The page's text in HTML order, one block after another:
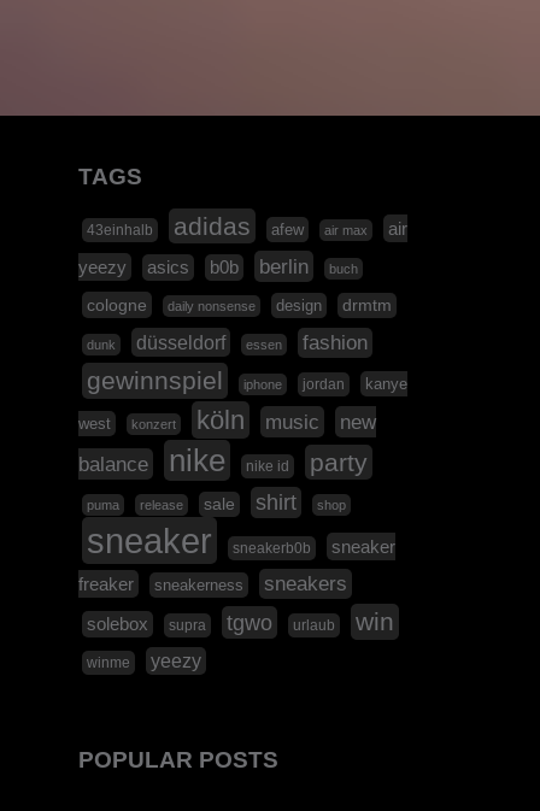
TAGS
43einhalb adidas afew air max
air
yeezy
asics b0b berlin buch
cologne daily nonsense design drmtm
dunk düsseldorf essen fashion
gewinnspiel iphone jordan kanye
west konzert köln music
new
balance
nike nike id party
puma release sale shirt shop
sneaker sneakerb0b
sneaker
freaker
sneakerness sneakers
solebox supra tgwo urlaub win
winme yeezy
POPULAR POSTS